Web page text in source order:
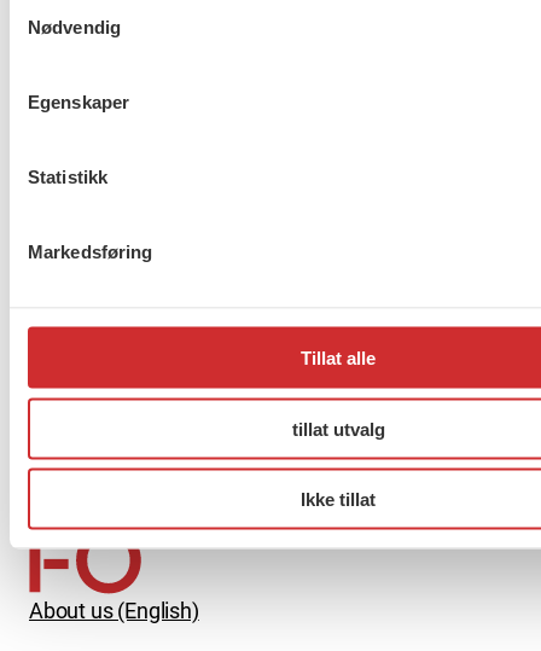
Nødvendig
Egenskaper
Statistikk
Markedsføring
Tillat alle
tillat utvalg
Ikke tillat
Flere saker
Drammen?
Møt Anneli i yrkesetisk råd
About us (English)